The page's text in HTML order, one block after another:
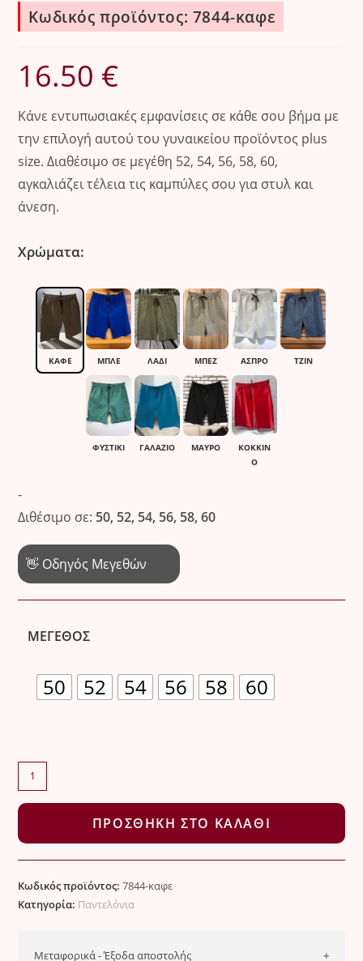
Κωδικός προϊόντος: 7844-καφε
16.50 €
Κάνε εντυπωσιακές εμφανίσεις σε κάθε σου βήμα με
την επιλογή αυτού του γυναικείου προϊόντος plus
size. Διαθέσιμο σε μεγέθη 52, 54, 56, 58, 60,
αγκαλιάζει τέλεια τις καμπύλες σου για στυλ και
άνεση.
Χρώματα:
ΚΑΦΈ ΜΠΛΕ ΛΑΔΙ ΜΠΕΖ ΆΣΠΡΟ ΤΖΙΝ
ΦΥΣΤΙΚΙ ΓΑΛΑΖΙΟ ΜΑΎΡΟ
ΚΌΚΚΙΝ
Ο
-
Διθέσιμο σε: 50, 52, 54, 56, 58, 60
👋 Οδηγός Μεγεθών
ΜΈΓΕΘΟΣ
50 52 54 56 58 60
Ψηλόμεση
βερμούδα
με
ποσότητα
ΠΡΟΣΘΉΚΗ ΣΤΟ ΚΑΛΆΘΙ
Κωδικός προϊόντος:7844-καφε
Κατηγορία: Παντελόνια
Μεταφορικά - Έξοδα αποστολής